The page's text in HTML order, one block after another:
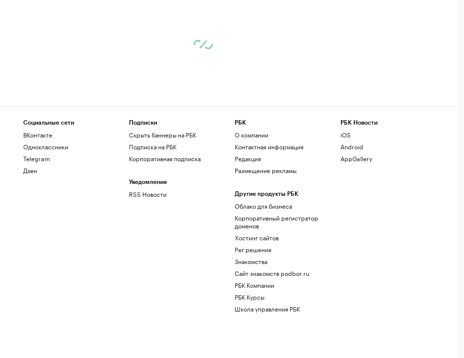
Социальные сети
ВКонтакте
Одноклассники
Telegram
Дзен
Подписки
Скрыть баннеры на РБК
Подписка на РБК
Корпоративная подписка
Уведомления
RSS Новости
РБК
О компании
Контактная информация
Редакция
Размещение рекламы
Другие продукты РБК
Облако для бизнеса
Корпоративный регистратор
доменов
Хостинг сайтов
Рег.решения
Знакомства
Сайт знакомств podbor.ru
РБК Компании
РБК Курсы
Школа управления РБК
РБК Новости
iOS
Android
AppGallery